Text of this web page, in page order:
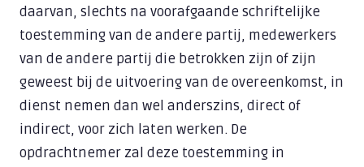
daarvan, slechts na voorafgaande schriftelijke
toestemming van de andere partij, medewerkers
van de andere partij die betrokken zijn of zijn
geweest bij de uitvoering van de overeenkomst, in
dienst nemen dan wel anderszins, direct of
indirect, voor zich laten werken. De
opdrachtnemer zal deze toestemming in